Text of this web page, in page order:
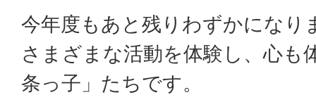
今年度もあと残りわずかになり
さまざまな活動を体験し、心も
条っ子」たちです。